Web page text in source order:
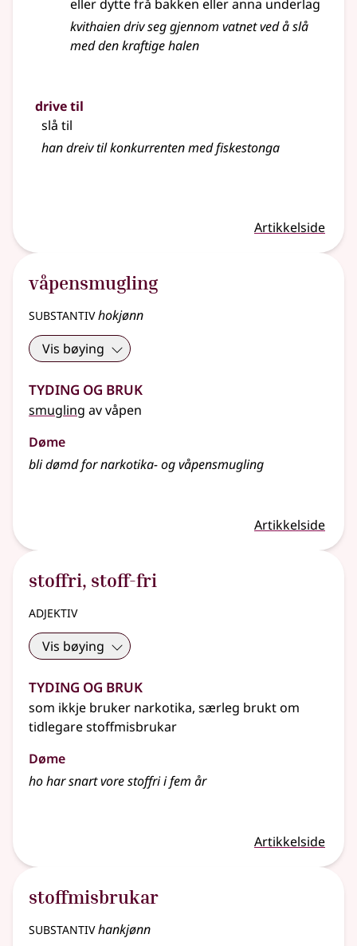
eller dytte frå bakken eller anna underlag
kvithaien driv seg gjennom vatnet ved å slå
med den kraftige halen
drive til
slå til
han dreiv til konkurrenten med fiskestonga
Artikkelside
våpensmugling
substantivhokjønn
Vis bøying
Tyding og bruk
smugling av våpen
Døme
bli dømd for narkotika- og våpensmugling
Artikkelside
stoffri, stoff-fri
adjektiv
Vis bøying
Tyding og bruk
som ikkje bruker narkotika, særleg brukt om
tidlegare stoffmisbrukar
Døme
ho har snart vore stoffri i fem år
Artikkelside
stoffmisbrukar
substantivhankjønn